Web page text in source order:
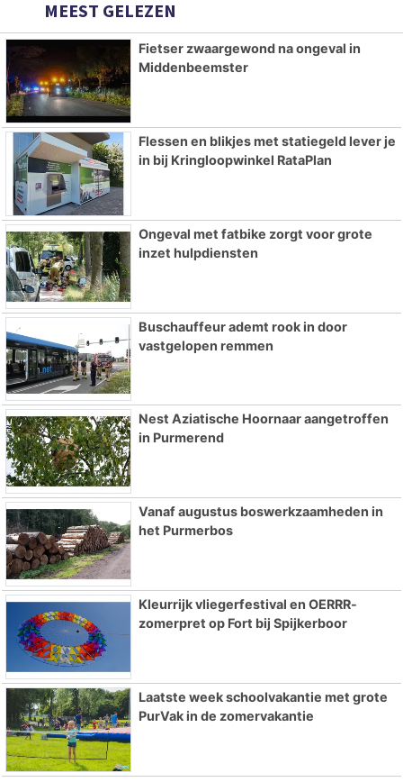
MEEST GELEZEN
Fietser zwaargewond na ongeval in
Middenbeemster
Flessen en blikjes met statiegeld lever je
in bij Kringloopwinkel RataPlan
Ongeval met fatbike zorgt voor grote
inzet hulpdiensten
Buschauffeur ademt rook in door
vastgelopen remmen
Nest Aziatische Hoornaar aangetroffen
in Purmerend
Vanaf augustus boswerkzaamheden in
het Purmerbos
Kleurrijk vliegerfestival en OERRR-
zomerpret op Fort bij Spijkerboor
Laatste week schoolvakantie met grote
PurVak in de zomervakantie